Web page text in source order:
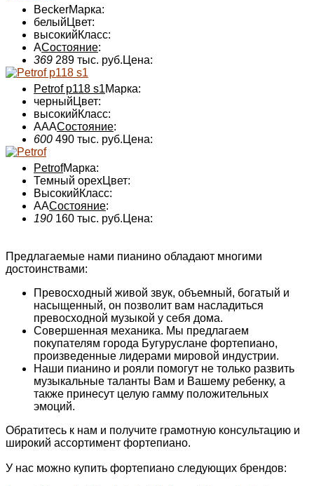
BeckerМарка:
белый Цвет:
высокийКласс:
АСостояние:
369 289 тыс. руб. Цена:
Petrof p118 s1Марка:
черный Цвет:
высокийКласс:
AAAСостояние:
600 490 тыс. руб. Цена:
PetrofМарка:
Темный орехЦвет:
ВысокийКласс:
AAСостояние:
190 160 тыс. руб. Цена:
Предлагаемые нами пианино обладают многими
достоинствами:
Превосходный живой звук, объемный, богатый и
насыщенный, он позволит вам насладиться
превосходной музыкой у себя дома.
Совершенная механика. Мы предлагаем
покупателям города Бугуруслане фортепиано,
произведенные лидерами мировой индустрии.
Наши пианино и рояли помогут не только развить
музыкальные таланты Вам и Вашему ребенку, а
также принесут целую гамму положительных
эмоций.
Обратитесь к нам и получите грамотную консультацию и
широкий ассортимент фортепиано.
У нас можно купить фортепиано следующих брендов: